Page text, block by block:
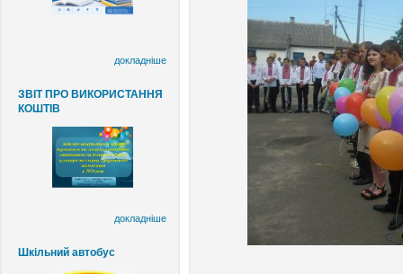
докладніше
ЗВІТ ПРО ВИКОРИСТАННЯ
КОШТІВ
докладніше
Шкільний автобус